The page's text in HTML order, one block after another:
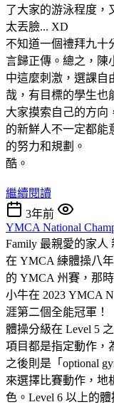
了大家的游泳程度，
太丟臉... XD
不知道一個禮拜九十
言歸正傳。總之，陳
中這麼刺激，選課自
哉，有目標的學生也
大家摸索自己的方向
的新鮮人不一定都能
的努力和規劃。
酷。
繼續閱讀
3年前
YMCA National
Family 最親愛的家人
在 YMCA 練體操八
的 YMCA 州賽，那
小牛在 2023 YMCA
涯第二個全能冠軍！
體操分級在 Level 5
項目都是指定動作，
之後則是「optional
來選擇比賽動作，地
色。Level 6 以上的